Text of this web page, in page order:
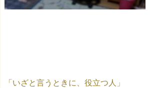
「いざと言うときに、役立つ人」